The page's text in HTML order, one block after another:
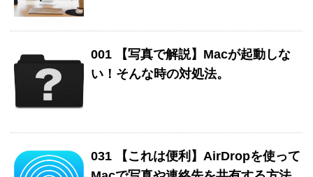
001 【写真で解説】Macが起動しな
い！そんな時の対処法。
031 【これは便利】AirDropを使って